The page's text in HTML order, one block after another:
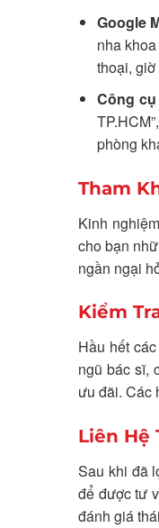
Google
nha
thoại,
Công
phòng
Tham
Kinh
cho bạn
ngần ngại
Kiểm
Hầu hết
ngũ bác sĩ,
ưu đãi. Các
Liên Hệ
Sau khi đã
để được tư
đánh giá